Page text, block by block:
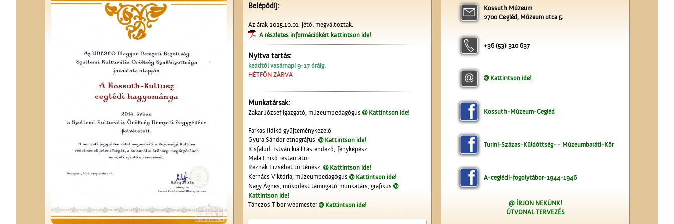
A valóság Pest megyében.
Belépődíj:
Az árak 2025.10.01-jétől megváltoztak.
A részletes információkért kattintson ide!
Nyitva tartás:
keddtől vasárnapi 9-17 óráig.
HÉTFŐN ZÁRVA
Munkatársak:
Zakar József igazgató, múzeumpedagógus Kattintson ide!
Farkas Ildikó gyűjteménykezelő
Gyura Sándor etnográfus
Kattintson ide!
Kisfaludi István kiállításrendező, fényképész
Mala Enikő restaurátor
Reznák Erzsébet történész
Kattintson ide!
Kernács Viktória, múzeumpedagógus
Kattintson ide!
Nagy Ágnes, működést támogató munkatárs, grafikus
Kattintson ide!
Tánczos Tibor webmester
Kattintson ide!
Kossuth Múzeum
2700 Cegléd, Múzeum utca 5.
+36 (53) 310 637
Kattintson ide!
Kossuth-Múzeum-Cegléd
Turini-Százas-Küldöttség- - Múzeumbaráti-Kör
A-ceglédi-fogolytábor-1944-1946
@ ÍRJON NEKÜNK!
ÚTVONAL TERVEZÉS